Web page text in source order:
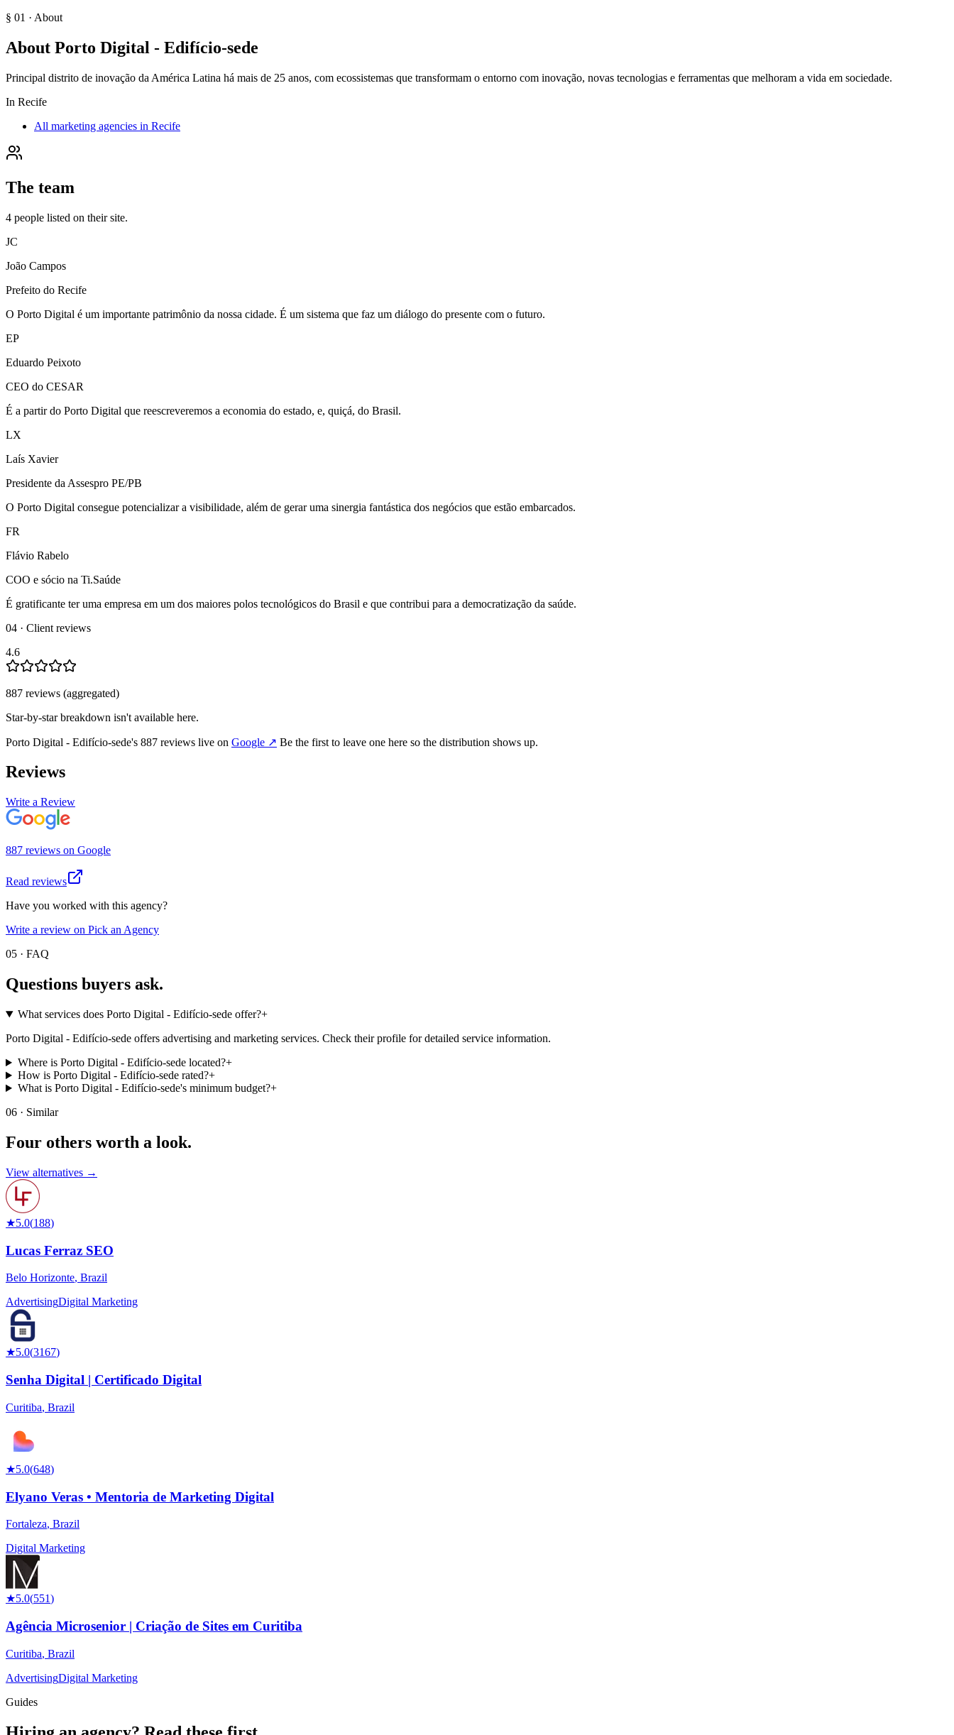
§ 01 · About
About Porto Digital - Edifício-sede
Principal distrito de inovação da América Latina há mais de 25 anos, com ecossistemas que transformam o entorno com inovação, novas tecnologias e ferramentas que melhoram a vida em sociedade.
In Recife
All marketing agencies in Recife
The team
4 people listed on their site.
JC
João Campos
Prefeito do Recife
O Porto Digital é um importante patrimônio da nossa cidade. É um sistema que faz um diálogo do presente com o futuro.
EP
Eduardo Peixoto
CEO do CESAR
É a partir do Porto Digital que reescreveremos a economia do estado, e, quiçá, do Brasil.
LX
Laís Xavier
Presidente da Assespro PE/PB
O Porto Digital consegue potencializar a visibilidade, além de gerar uma sinergia fantástica dos negócios que estão embarcados.
FR
Flávio Rabelo
COO e sócio na Ti.Saúde
É gratificante ter uma empresa em um dos maiores polos tecnológicos do Brasil e que contribui para a democratização da saúde.
04 · Client reviews
4.6
887 reviews (aggregated)
Star-by-star breakdown isn't available here.
Porto Digital - Edifício-sede's 887 reviews live on Google ↗ Be the first to leave one here so the distribution shows up.
Reviews
Write a Review
887 reviews on Google
Read reviews
Have you worked with this agency?
Write a review on Pick an Agency
05 · FAQ
Questions buyers ask.
What services does Porto Digital - Edifício-sede offer?+
Porto Digital - Edifício-sede offers advertising and marketing services. Check their profile for detailed service information.
Where is Porto Digital - Edifício-sede located?+
How is Porto Digital - Edifício-sede rated?+
What is Porto Digital - Edifício-sede's minimum budget?+
06 · Similar
Four others worth a look.
View alternatives →
★5.0(188)
Lucas Ferraz SEO
Belo Horizonte, Brazil
AdvertisingDigital Marketing
★5.0(3167)
Senha Digital | Certificado Digital
Curitiba, Brazil
★5.0(648)
Elyano Veras • Mentoria de Marketing Digital
Fortaleza, Brazil
Digital Marketing
★5.0(551)
Agência Microsenior | Criação de Sites em Curitiba
Curitiba, Brazil
AdvertisingDigital Marketing
Guides